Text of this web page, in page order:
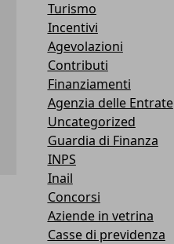
Turismo
Incentivi
Agevolazioni
Contributi
Finanziamenti
Agenzia delle Entrate
Uncategorized
Guardia di Finanza
INPS
Inail
Concorsi
Aziende in vetrina
Casse di previdenza